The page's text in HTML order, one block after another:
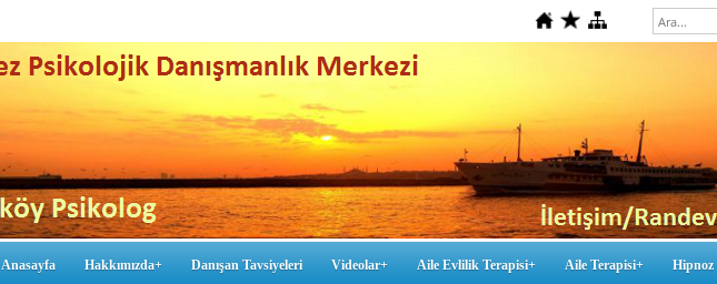
Anasayfa Hakkımızda+ Danışan Tavsiyeleri Videolar+ Aile Evlilik Terapisi+ Aile Terapisi+ Hipnoz